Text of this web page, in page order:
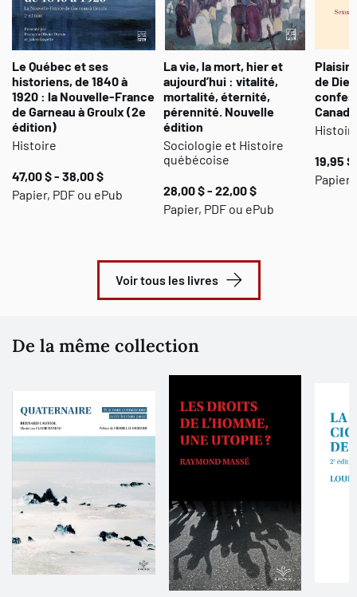
Le Québec et ses
historiens, de 1840 à
1920 : la Nouvelle-France
de Garneau à Groulx (2e
édition)
Histoire
47,00 $ - 38,00 $
Papier, PDF ou ePub
La vie, la mort, hier et
aujourd’hui : vitalité,
mortalité, éternité,
pérennité. Nouvelle
édition
Sociologie et Histoire
québécoise
28,00 $ - 22,00 $
Papier, PDF ou ePub
Plaisir
de
19,95 $
Papier
Voir tous les livres
De la même collection